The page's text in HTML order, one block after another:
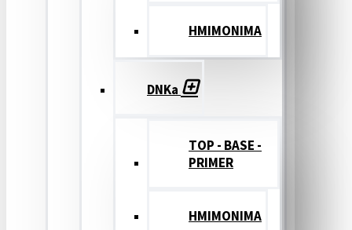
ΗΜΙΜΟΝΙΜΑ
DNKa
TOP - BASE -
PRIMER
ΗΜΙΜΟΝΙΜΑ